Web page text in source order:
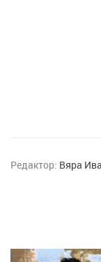
Редактор: Вяра